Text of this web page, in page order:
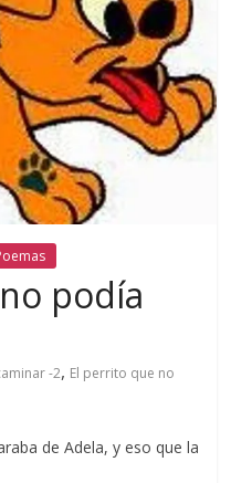
podía
-2, El perrito que no
de Adela, y eso que la